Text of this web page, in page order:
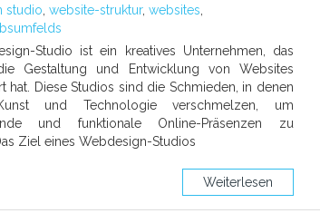
studio website-struktur, websites
Studio ist ein kreatives Unternehmen, das
Gestaltung und Entwicklung von Websites
hat. Diese Studios sind die Schmieden, in denen
und Technologie verschmelzen, um
und funktionale Online-Präsenzen zu
Ziel eines Webdesign-Studios
Weiterlesen